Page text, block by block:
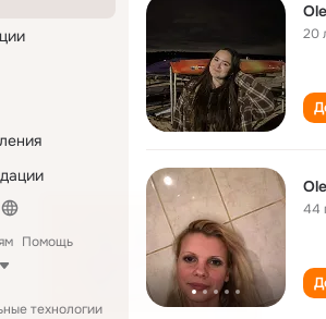
Помощь
технологии
20
44